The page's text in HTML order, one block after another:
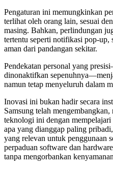
Pengaturan ini memungkinkan
terlihat oleh orang lain, sesuai
masing. Bahkan, perlindungan
tertentu seperti notifikasi pop-up,
aman dari pandangan sekitar.
Pendekatan personal yang
dinonaktifkan
namun tetap menyeluruh dalam
Inovasi ini bukan hadir secara
Samsung telah
teknologi ini dengan mempelajari
apa yang dianggap paling
yang relevan untuk penggunaan
perpaduan software dan
tanpa mengorbankan